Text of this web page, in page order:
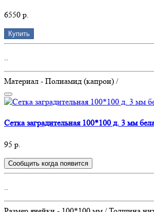
6550 р.
Купить
..
Материал - Полиамид (капрон) /
Сетка заградительная 100*100 д. 3 мм
95 р.
Сообщить когда появится